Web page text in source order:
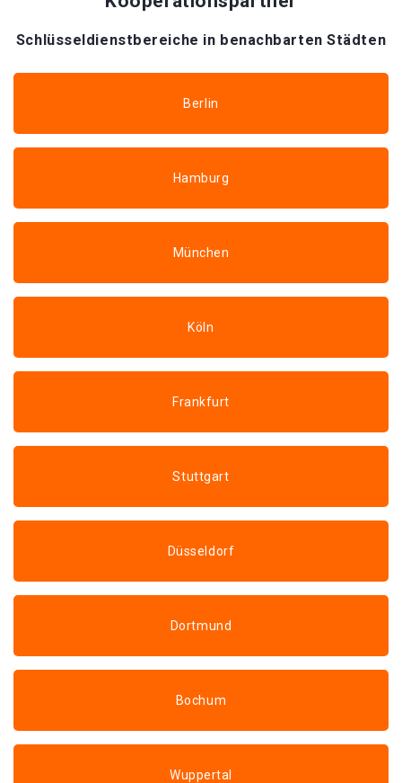
Schlüsseldienstbereiche in benachbarten Städten
Berlin
Hamburg
München
Köln
Frankfurt
Stuttgart
Düsseldorf
Dortmund
Bochum
Wuppertal